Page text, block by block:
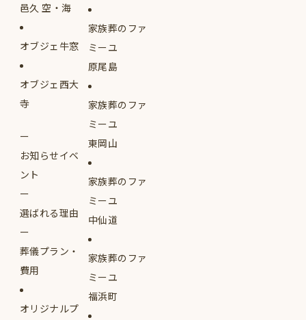
邑久 空・海
オブジェ牛窓
オブジェ西大
寺
お知らせイベ
ント
選ばれる理由
葬儀プラン・
費用
オリジナルプ
家族葬のファ
ミーユ
原尾島
家族葬のファ
ミーユ
東岡山
家族葬のファ
ミーユ
中仙道
家族葬のファ
ミーユ
福浜町